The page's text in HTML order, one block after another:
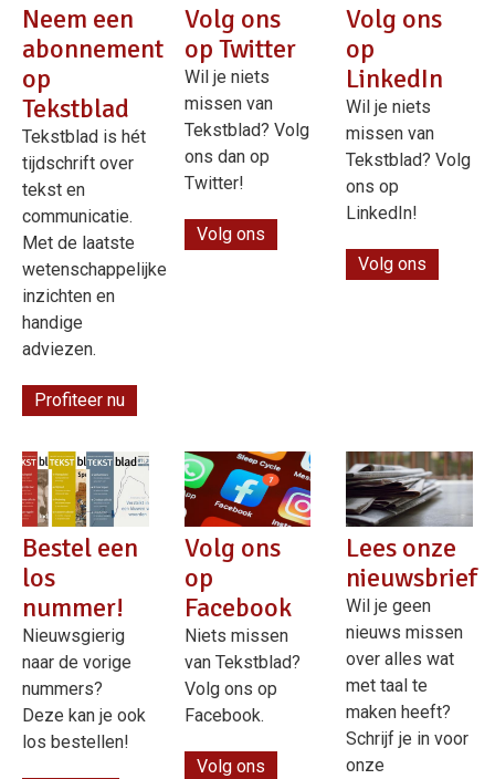
Neem een
abonnement
op
Tekstblad
Tekstblad is hét
tijdschrift over
tekst en
communicatie.
Met de laatste
wetenschappelijke
inzichten en
handige
adviezen.
Profiteer nu
Volg ons
op Twitter
Wil je niets
missen van
Tekstblad? Volg
ons dan op
Twitter!
Volg ons
Volg ons
op
LinkedIn
Wil je niets
missen van
Tekstblad? Volg
ons op
LinkedIn!
Volg ons
Bestel een
los
nummer!
Nieuwsgierig
naar de vorige
nummers?
Deze kan je ook
los bestellen!
Volg ons
op
Facebook
Niets missen
van Tekstblad?
Volg ons op
Facebook.
Volg ons
Lees onze
nieuwsbrief
Wil je geen
nieuws missen
over alles wat
met taal te
maken heeft?
Schrijf je in voor
onze